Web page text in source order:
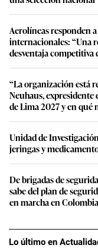
Aerolíneas responden a
internacionales: “Una
desventaja competitiva
“La organización está
Neuhaus, expresidente
de Lima 2027 y en qué
Unidad de
jeringas y
De brigadas de
sabe del plan de
en marcha en
Lo último en